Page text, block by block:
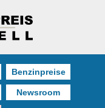
Benzinpreise
Newsroom